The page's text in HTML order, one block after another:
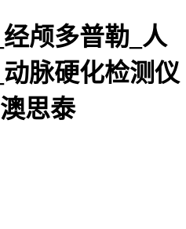
颅多普勒_人
脉硬化检测仪
思泰